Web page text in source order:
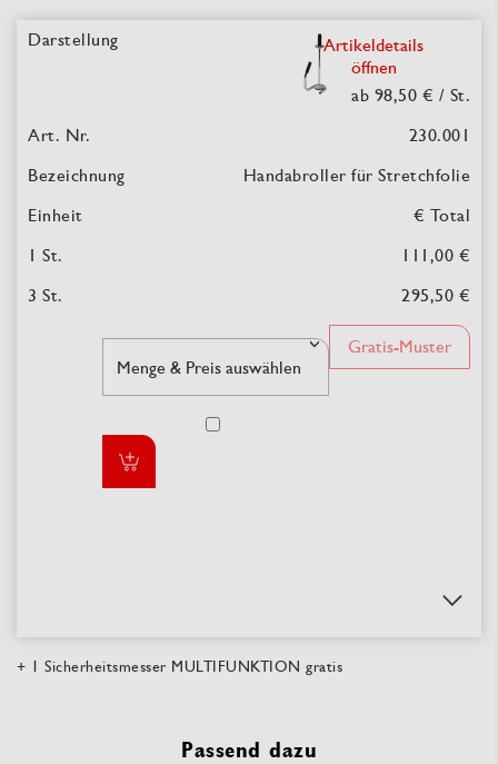
Artikeldetails
öffnen
ab 98,50 € / St.
230.001
Handabroller für Stretchfolie
€ Total
111,00 €
295,50 €
Gratis-Muster
+ 1 Sicherheitsmesser MULTIFUNKTION gratis
Passend dazu